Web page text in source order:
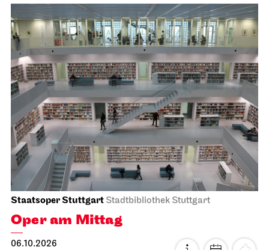
Staatsoper Stuttgart Stadtbibliothek Stuttgart
Oper am Mittag
06.10.2026